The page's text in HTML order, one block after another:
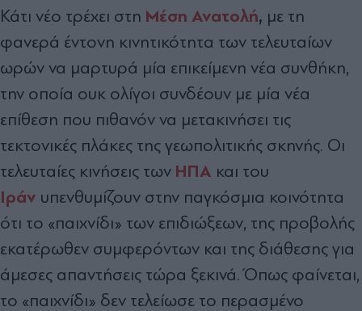
Κάτι νέο τρέχει στη Μέση Ανατολή, με τη
φανερά έντονη κινητικότητα των τελευταίων
ωρών να μαρτυρά μία επικείμενη νέα συνθήκη,
την οποία ουκ ολίγοι συνδέουν με μία νέα
επίθεση που πιθανόν να μετακινήσει τις
τεκτονικές πλάκες της γεωπολιτικής σκηνής. Οι
τελευταίες κινήσεις των ΗΠΑ και του
Ιράν υπενθυμίζουν στην παγκόσμια κοινότητα
ότι το «παιχνίδι» των επιδιώξεων, της προβολής
εκατέρωθεν συμφερόντων και της διάθεσης για
άμεσες απαντήσεις τώρα ξεκινά. Όπως φαίνεται,
το «παιχνίδι» δεν τελείωσε το περασμένο